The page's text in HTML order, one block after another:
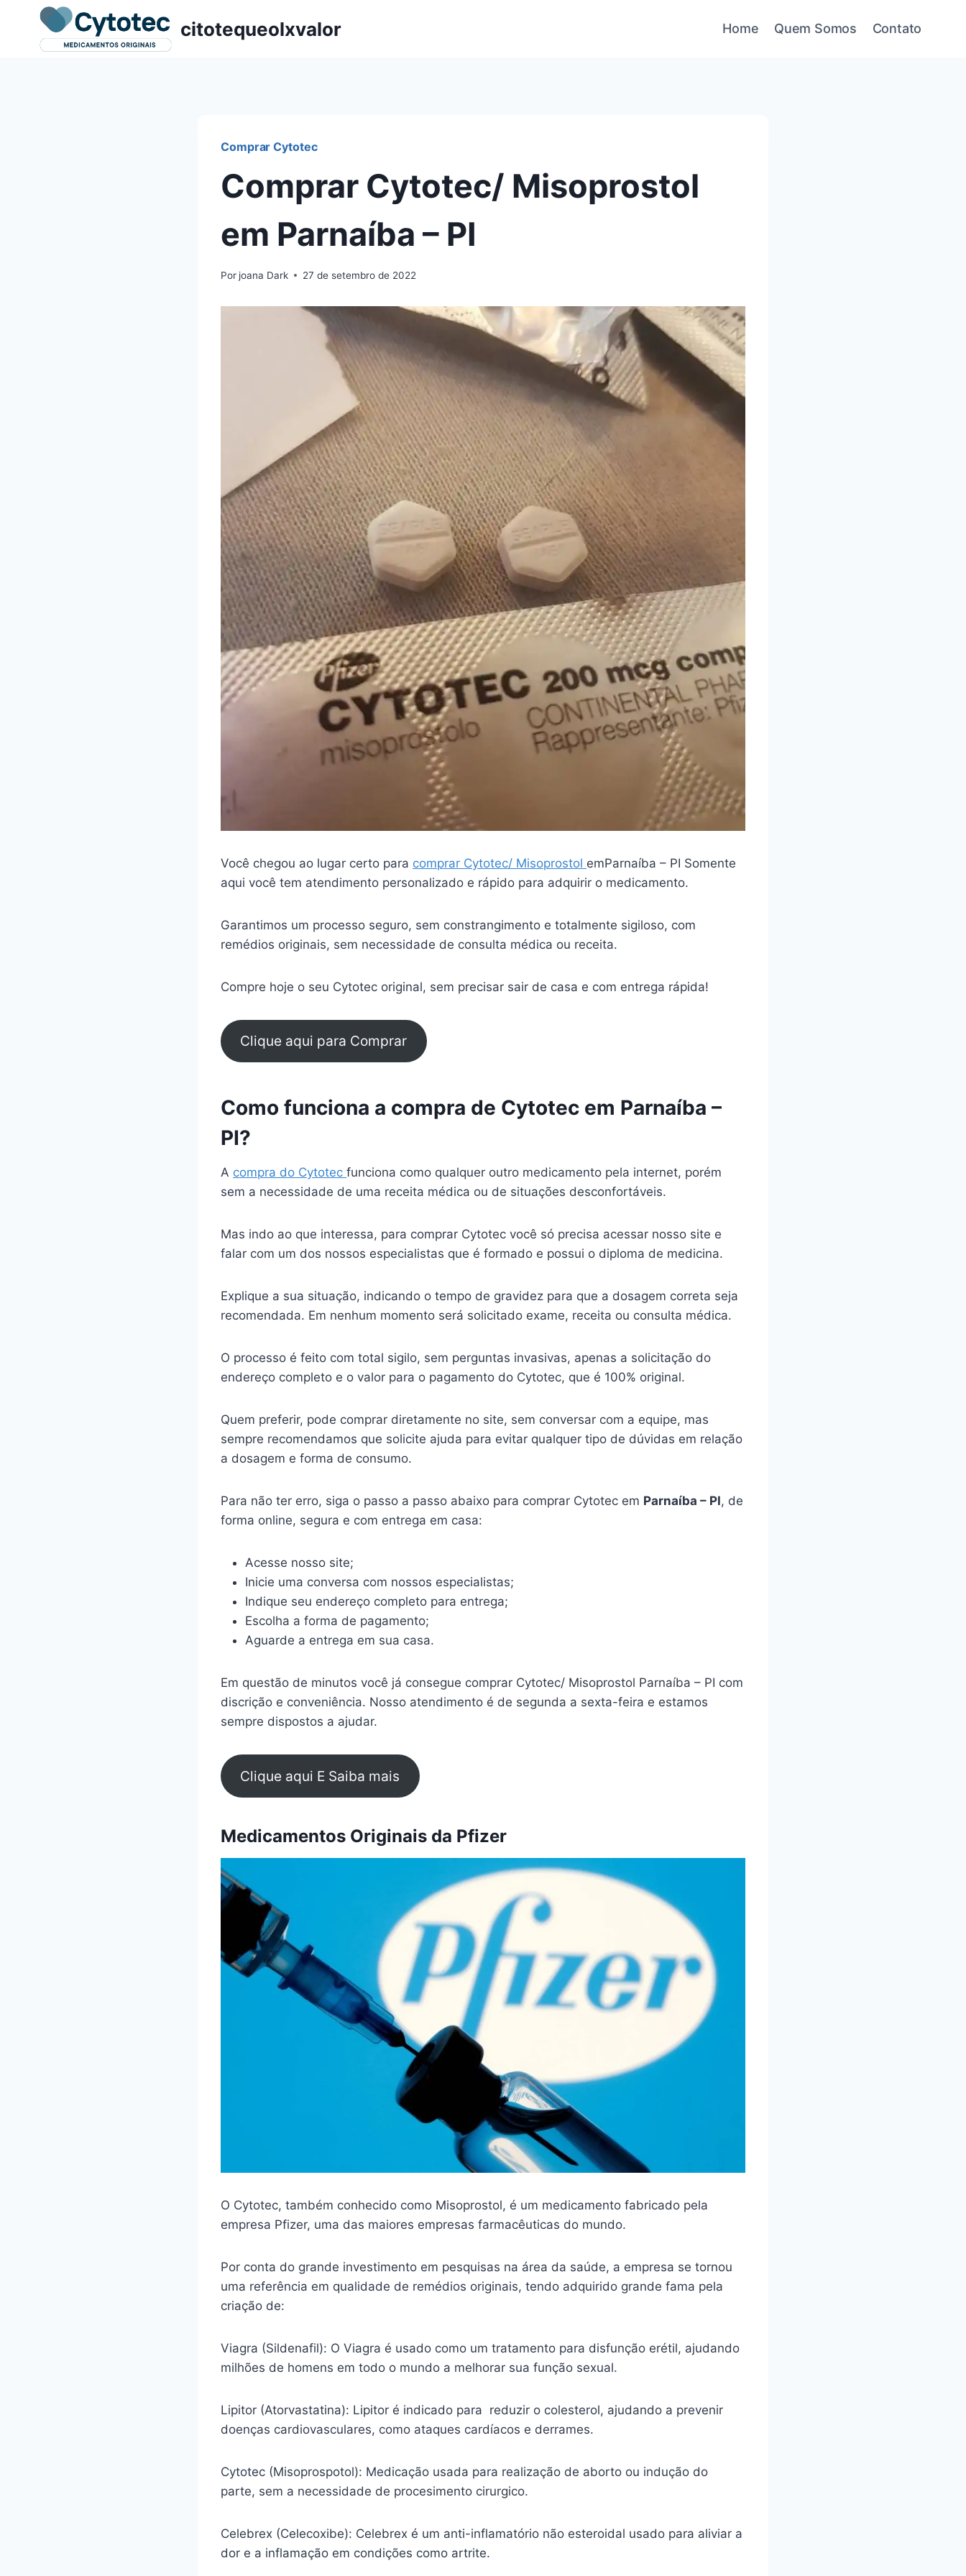
citotequeolxvalor Home Quem Somos Contato
Comprar Cytotec
Comprar Cytotec/ Misoprostol
em Parnaíba – PI
Por joana Dark 27 de setembro de 2022
Você chegou ao lugar certo para comprar Cytotec/ Misoprostol emParnaíba – PI Somente
aqui você tem atendimento personalizado e rápido para adquirir o medicamento.
Garantimos um processo seguro, sem constrangimento e totalmente sigiloso, com
remédios originais, sem necessidade de consulta médica ou receita.
Compre hoje o seu Cytotec original, sem precisar sair de casa e com entrega rápida!
Clique aqui para Comprar
Como funciona a compra de Cytotec em Parnaíba –
PI?
A compra do Cytotec funciona como qualquer outro medicamento pela internet, porém
sem a necessidade de uma receita médica ou de situações desconfortáveis.
Mas indo ao que interessa, para comprar Cytotec você só precisa acessar nosso site e
falar com um dos nossos especialistas que é formado e possui o diploma de medicina.
Explique a sua situação, indicando o tempo de gravidez para que a dosagem correta seja
recomendada. Em nenhum momento será solicitado exame, receita ou consulta médica.
O processo é feito com total sigilo, sem perguntas invasivas, apenas a solicitação do
endereço completo e o valor para o pagamento do Cytotec, que é 100% original.
Quem preferir, pode comprar diretamente no site, sem conversar com a equipe, mas
sempre recomendamos que solicite ajuda para evitar qualquer tipo de dúvidas em relação
a dosagem e forma de consumo.
Para não ter erro, siga o passo a passo abaixo para comprar Cytotec em Parnaíba – PI, de
forma online, segura e com entrega em casa:
Acesse nosso site;
Inicie uma conversa com nossos especialistas;
Indique seu endereço completo para entrega;
Escolha a forma de pagamento;
Aguarde a entrega em sua casa.
Em questão de minutos você já consegue comprar Cytotec/ Misoprostol Parnaíba – PI com
discrição e conveniência. Nosso atendimento é de segunda a sexta-feira e estamos
sempre dispostos a ajudar.
Clique aqui E Saiba mais
Medicamentos Originais da Pfizer
O Cytotec, também conhecido como Misoprostol, é um medicamento fabricado pela
empresa Pfizer, uma das maiores empresas farmacêuticas do mundo.
Por conta do grande investimento em pesquisas na área da saúde, a empresa se tornou
uma referência em qualidade de remédios originais, tendo adquirido grande fama pela
criação de:
Viagra (Sildenafil): O Viagra é usado como um tratamento para disfunção erétil, ajudando
milhões de homens em todo o mundo a melhorar sua função sexual.
Lipitor (Atorvastatina): Lipitor é indicado para reduzir o colesterol, ajudando a prevenir
doenças cardiovasculares, como ataques cardíacos e derrames.
Cytotec (Misoprospotol): Medicação usada para realização de aborto ou indução do
parte, sem a necessidade de procesimento cirurgico.
Celebrex (Celecoxibe): Celebrex é um anti-inflamatório não esteroidal usado para aliviar a
dor e a inflamação em condições como artrite.